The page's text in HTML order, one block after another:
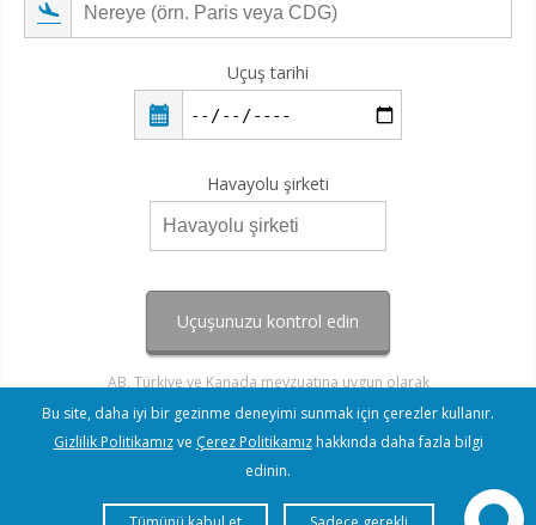
Uçuş tarihi
Havayolu şirketi
Uçuşunuzu kontrol edin
AB, Türkiye ve Kanada mevzuatına uygun olarak
Bu site, daha iyi bir gezinme deneyimi sunmak için çerezler kullanır.
Gizlilik Politikamızve Çerez Politikamızhakkında daha fazla bilgi
edinin.